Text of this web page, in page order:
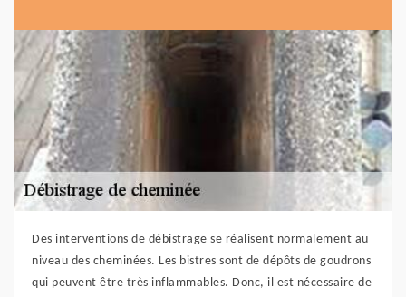
Des interventions de débistrage se réalisent normalement au
niveau des cheminées. Les bistres sont de dépôts de goudrons
qui peuvent être très inflammables. Donc, il est nécessaire de